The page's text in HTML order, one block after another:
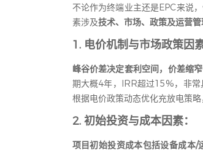
不论作为终端业主还是EPC来说
素涉及技术、市场、政策及运营管
1. 电价机制与市场政策因素
峰谷价差决定套利空间，价差缩
期大概4年，IRR超过15%，非常
根据电价政策动态优化充放电策
2. 初始投资与成本因素：
项目初始投资成本包括设备成本/